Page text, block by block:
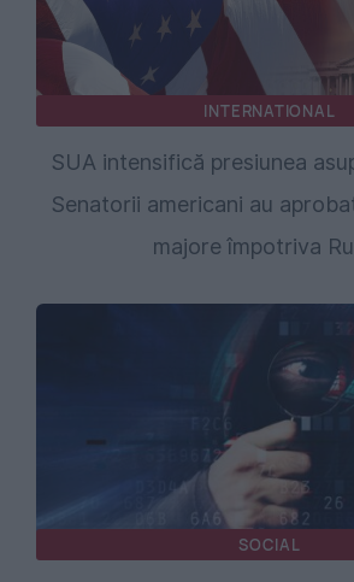
INTERNATIONAL
SUA intensifică presiunea
Senatorii americani au
majore împotriva
SOCIAL